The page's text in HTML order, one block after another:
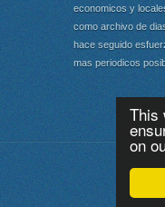
This
on
economicos y
como archivo de
hace seguido
mas periodicos